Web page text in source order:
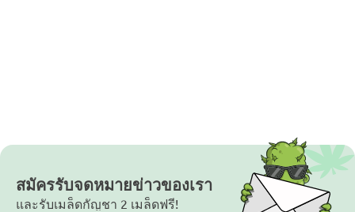
สมัครรับจดหมายข่าวของเรา
และรับเมล็ดกัญชา 2 เมล็ดฟรี!